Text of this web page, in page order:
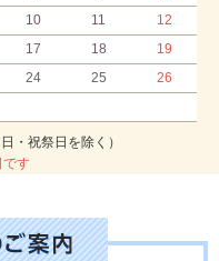
10 11
12
17 18
19
24 25
26
・祝祭日を除く）
す